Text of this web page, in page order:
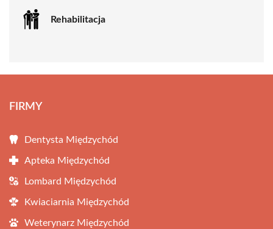
Rehabilitacja
FIRMY
Dentysta Międzychód
Apteka Międzychód
Lombard Międzychód
Kwiaciarnia Międzychód
Weterynarz Międzychód